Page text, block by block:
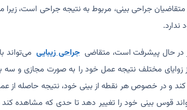
جراحی بینی، مربوط به نتیجه جراحی است،
ندارد.
در حال پیشرفت است، متقاضی جراحی زیبایی می‌تواند
مختلف نتیجه عمل خود را به صورت مجازی و
و در خصوص هر نقطه از بینی خود، نتیجه حاصله از
قوس بینی خود را تغییر دهد تا حدی که مشاهده